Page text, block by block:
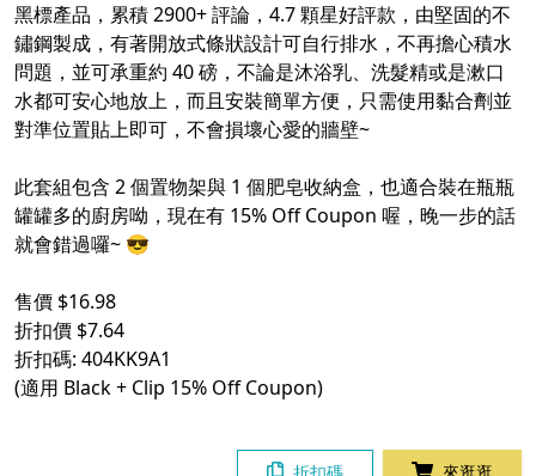
黑標產品，累積 2900+ 評論，4.7 顆星好評款，由堅固的不
鏽鋼製成，有著開放式條狀設計可自行排水，不再擔心積水
問題，並可承重約 40 磅，不論是沐浴乳、洗髮精或是漱口
水都可安心地放上，而且安裝簡單方便，只需使用黏合劑並
對準位置貼上即可，不會損壞心愛的牆壁~
此套組包含 2 個置物架與 1 個肥皂收納盒，也適合裝在瓶瓶
罐罐多的廚房呦，現在有 15% Off Coupon 喔，晚一步的話
就會錯過囉~ 😎
售價 $16.98
折扣價 $7.64
折扣碼: 404KK9A1
(適用 Black + Clip 15% Off Coupon)